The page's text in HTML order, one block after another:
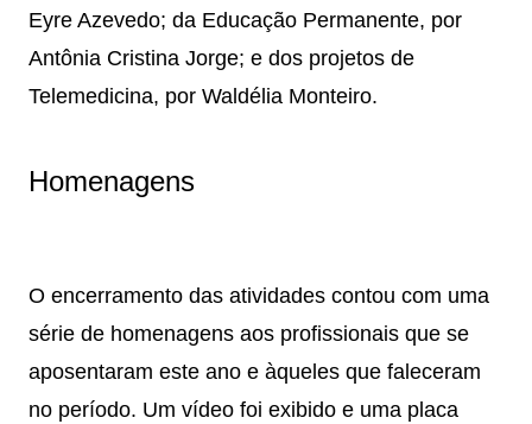
Eyre Azevedo; da Educação Permanente, por
Antônia Cristina Jorge; e dos projetos de
Telemedicina, por Waldélia Monteiro.
Homenagens
O encerramento das atividades contou com uma
série de homenagens aos profissionais que se
aposentaram este ano e àqueles que faleceram
no período. Um vídeo foi exibido e uma placa